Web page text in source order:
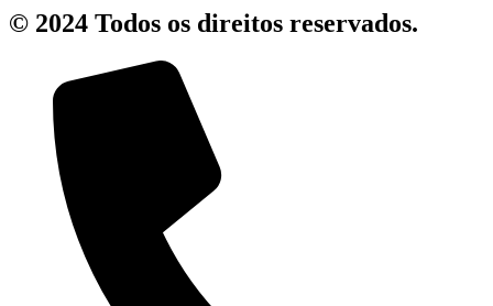
© 2024 Todos os direitos reservados.